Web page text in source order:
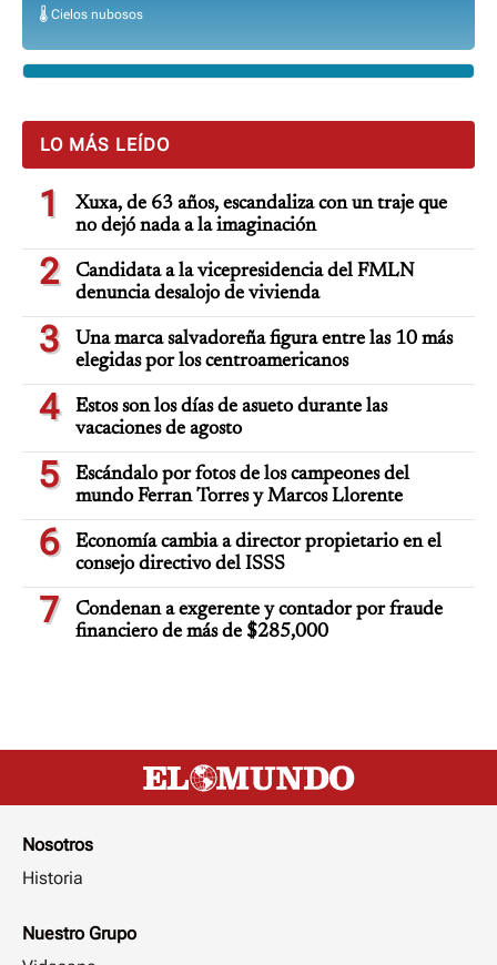
🌡️ Cielos nubosos
LO MÁS LEÍDO
1
Xuxa, de 63 años, escandaliza con un traje que
no dejó nada a la imaginación
2
Candidata a la vicepresidencia del FMLN
denuncia desalojo de vivienda
3
Una marca salvadoreña figura entre las 10 más
elegidas por los centroamericanos
4
Estos son los días de asueto durante las
vacaciones de agosto
5
Escándalo por fotos de los campeones del
mundo Ferran Torres y Marcos Llorente
6
Economía cambia a director propietario en el
consejo directivo del ISSS
7
Condenan a exgerente y contador por fraude
financiero de más de $285,000
Nosotros
Historia
Nuestro Grupo